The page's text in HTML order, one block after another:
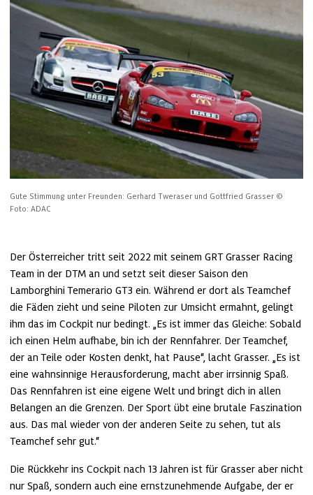
Gute Stimmung unter Freunden: Gerhard Tweraser und Gottfried Grasser ©
Foto: ADAC
Der Österreicher tritt seit 2022 mit seinem GRT Grasser Racing
Team in der DTM an und setzt seit dieser Saison den
Lamborghini Temerario GT3 ein. Während er dort als Teamchef
die Fäden zieht und seine Piloten zur Umsicht ermahnt, gelingt
ihm das im Cockpit nur bedingt. „Es ist immer das Gleiche: Sobald
ich einen Helm aufhabe, bin ich der Rennfahrer. Der Teamchef,
der an Teile oder Kosten denkt, hat Pause“, lacht Grasser. „Es ist
eine wahnsinnige Herausforderung, macht aber irrsinnig Spaß.
Das Rennfahren ist eine eigene Welt und bringt dich in allen
Belangen an die Grenzen. Der Sport übt eine brutale Faszination
aus. Das mal wieder von der anderen Seite zu sehen, tut als
Teamchef sehr gut.“
Die Rückkehr ins Cockpit nach 13 Jahren ist für Grasser aber nicht
nur Spaß, sondern auch eine ernstzunehmende Aufgabe, der er